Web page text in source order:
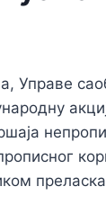
Управе